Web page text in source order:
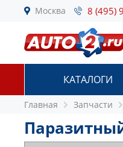
Москва 8 (495)
КАТАЛОГИ
Главная Запчасти